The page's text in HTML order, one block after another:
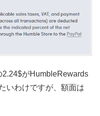
がHumbleRewards
いわけですが、額面は